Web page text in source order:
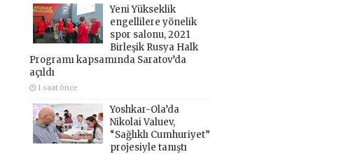
Yeni Yükseklik
engellilere yönelik
spor salonu, 2021
Birleşik Rusya Halk
Programı kapsamında Saratov’da
açıldı
1 saat önce
Yoshkar-Ola’da
Nikolai Valuev,
“Sağlıklı Cumhuriyet”
projesiyle tanıştı